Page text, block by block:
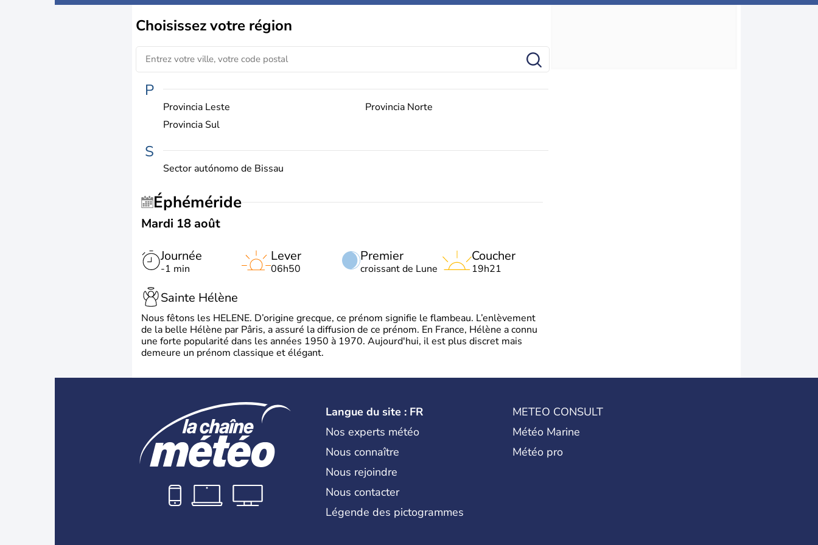
Choisissezvotre région
P
Provincia Leste
Provincia Norte
Provincia Sul
S
Sector autónomo de Bissau
Éphéméride
Mardi 18 août
Journée
-1 min
Premier
croissant de Lune
Lever
06h50
Coucher
19h21
Sainte Hélène
Nous fêtons les HELENE. D’origine grecque, ce prénom signifie le flambeau. L’enlèvement
de la belle Hélène par Pâris, a assuré la diffusion de ce prénom. En France, Hélène a connu
une forte popularité dans les années 1950 à 1970. Aujourd'hui, il est plus discret mais
demeure un prénom classique et élégant.
Langue du site : FR
Nos experts météo
Nous connaître
Nous rejoindre
Nous contacter
Légende des pictogrammes
METEO CONSULT
Météo Marine
Météo pro